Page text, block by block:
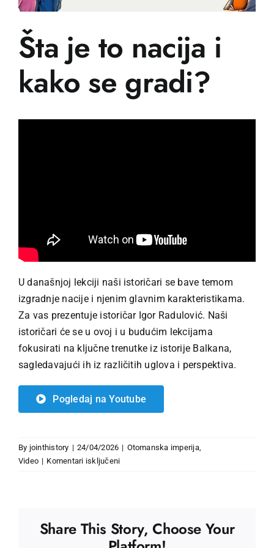
Učenje
Postanite prijatelj
Hrvatski
Šta je to nacija i
kako se gradi?
U današnjoj lekciji naši istoričari se bave temom
izgradnje nacije i njenim glavnim karakteristikama.
Za vas prezentuje istoričar Igor Radulović. Naši
istoričari će se u ovoj i u budućim lekcijama
fokusirati na ključne trenutke iz istorije Balkana,
sagledavajući ih iz različitih uglova i perspektiva.
Pogledaj na Youtube
By jointhistory | 24/04/2026 | Otomanska imperija,
Video | Komentari isključeniza
i
kako
Share This Story, Choose Your